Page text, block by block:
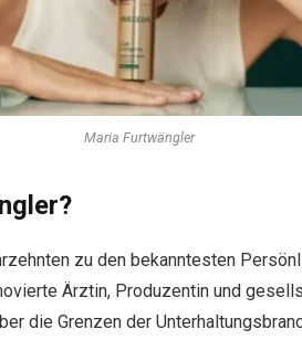
Maria Furtwängler
zu den bekanntesten
Ärztin, Produzentin und
die Grenzen der